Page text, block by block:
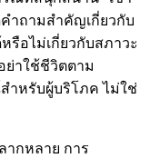
ำถามสำคัญเกี่ยวกับ
รือไม่เกี่ยวกับสภาวะ
ย่าใช้ชีวิตตาม
ำหรับผู้บริโภค ไม่ใช่
ากหลาย การ